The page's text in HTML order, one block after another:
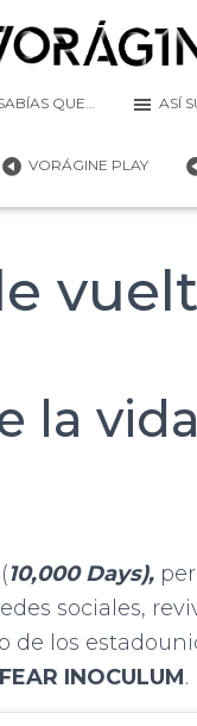
QUE… ASÍ
VORÁGINE PLAY
la
(10,000 Days),
sociales,
de los
FEAR INOCULUM.